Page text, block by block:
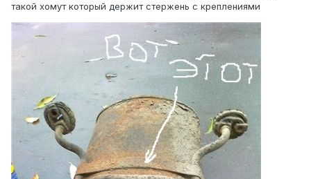
такой хомут который держит стержень с креплениями